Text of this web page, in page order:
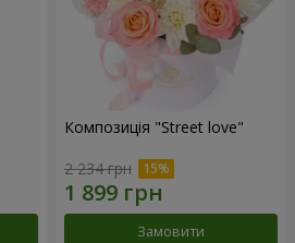
Композиція "Street love"
2 234 грн
Замовити